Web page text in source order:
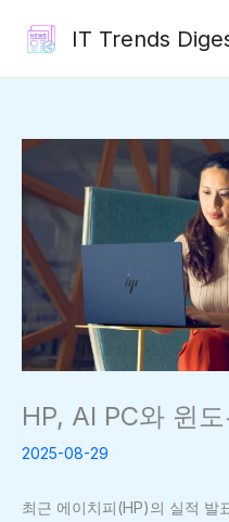
IT Trends
HP, AI PC와 윈
2025-08-29
최근 에이치피(HP)의 실적 발